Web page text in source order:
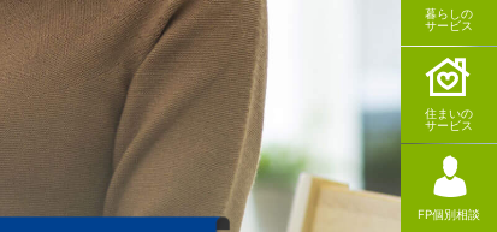
暮らしの
サービス
住まいの
サービス
FP個別相談